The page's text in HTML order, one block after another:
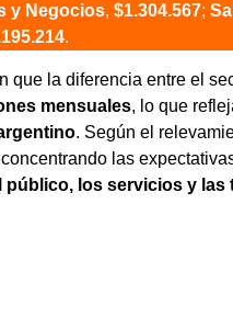
y Negocios, $1.304.567;
.
que la diferencia entre el
mensuales, lo que
. Según el
las
público, los servicios y